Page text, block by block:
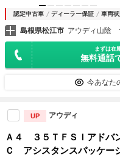
認定中古車 ディーラー保証 車両
島根県松江市 アウディ山陰
まずは在
無料通話
今あなた
UP アウディ
Ａ４ ３５ＴＦＳＩアド
Ｃ アシスタンスパッケー